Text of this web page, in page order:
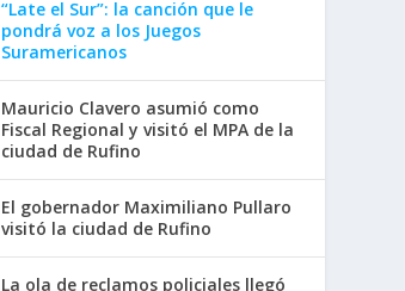
“Late el Sur”: la canción que le
pondrá voz a los Juegos
Suramericanos
Mauricio Clavero asumió como
Fiscal Regional y visitó el MPA de la
ciudad de Rufino
El gobernador Maximiliano Pullaro
visitó la ciudad de Rufino
La ola de reclamos policiales llegó